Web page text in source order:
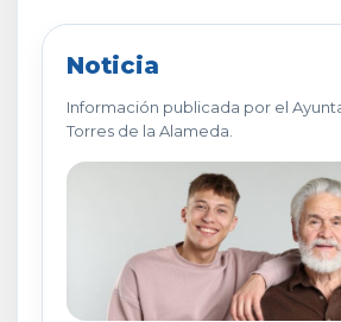
Noticia
Información publicada por el
Torres de la Alameda.